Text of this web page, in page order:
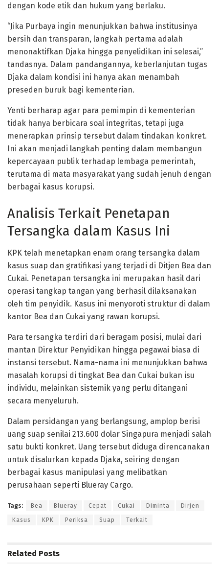
dengan kode etik dan hukum yang berlaku.
“Jika Purbaya ingin menunjukkan bahwa institusinya
bersih dan transparan, langkah pertama adalah
menonaktifkan Djaka hingga penyelidikan ini selesai,”
tandasnya. Dalam pandangannya, keberlanjutan tugas
Djaka dalam kondisi ini hanya akan menambah
preseden buruk bagi kementerian.
Yenti berharap agar para pemimpin di kementerian
tidak hanya berbicara soal integritas, tetapi juga
menerapkan prinsip tersebut dalam tindakan konkret.
Ini akan menjadi langkah penting dalam membangun
kepercayaan publik terhadap lembaga pemerintah,
terutama di mata masyarakat yang sudah jenuh dengan
berbagai kasus korupsi.
Analisis Terkait Penetapan
Tersangka dalam Kasus Ini
KPK telah menetapkan enam orang tersangka dalam
kasus suap dan gratifikasi yang terjadi di Ditjen Bea dan
Cukai. Penetapan tersangka ini merupakan hasil dari
operasi tangkap tangan yang berhasil dilaksanakan
oleh tim penyidik. Kasus ini menyoroti struktur di dalam
kantor Bea dan Cukai yang rawan korupsi.
Para tersangka terdiri dari beragam posisi, mulai dari
mantan Direktur Penyidikan hingga pegawai biasa di
instansi tersebut. Nama-nama ini menunjukkan bahwa
masalah korupsi di tingkat Bea dan Cukai bukan isu
individu, melainkan sistemik yang perlu ditangani
secara menyeluruh.
Dalam persidangan yang berlangsung, amplop berisi
uang suap senilai 213.600 dolar Singapura menjadi salah
satu bukti konkret. Uang tersebut diduga direncanakan
untuk disalurkan kepada Djaka, seiring dengan
berbagai kasus manipulasi yang melibatkan
perusahaan seperti Blueray Cargo.
Tags: Bea Blueray Cepat Cukai Diminta Dirjen
Kasus KPK Periksa Suap Terkait
Related Posts